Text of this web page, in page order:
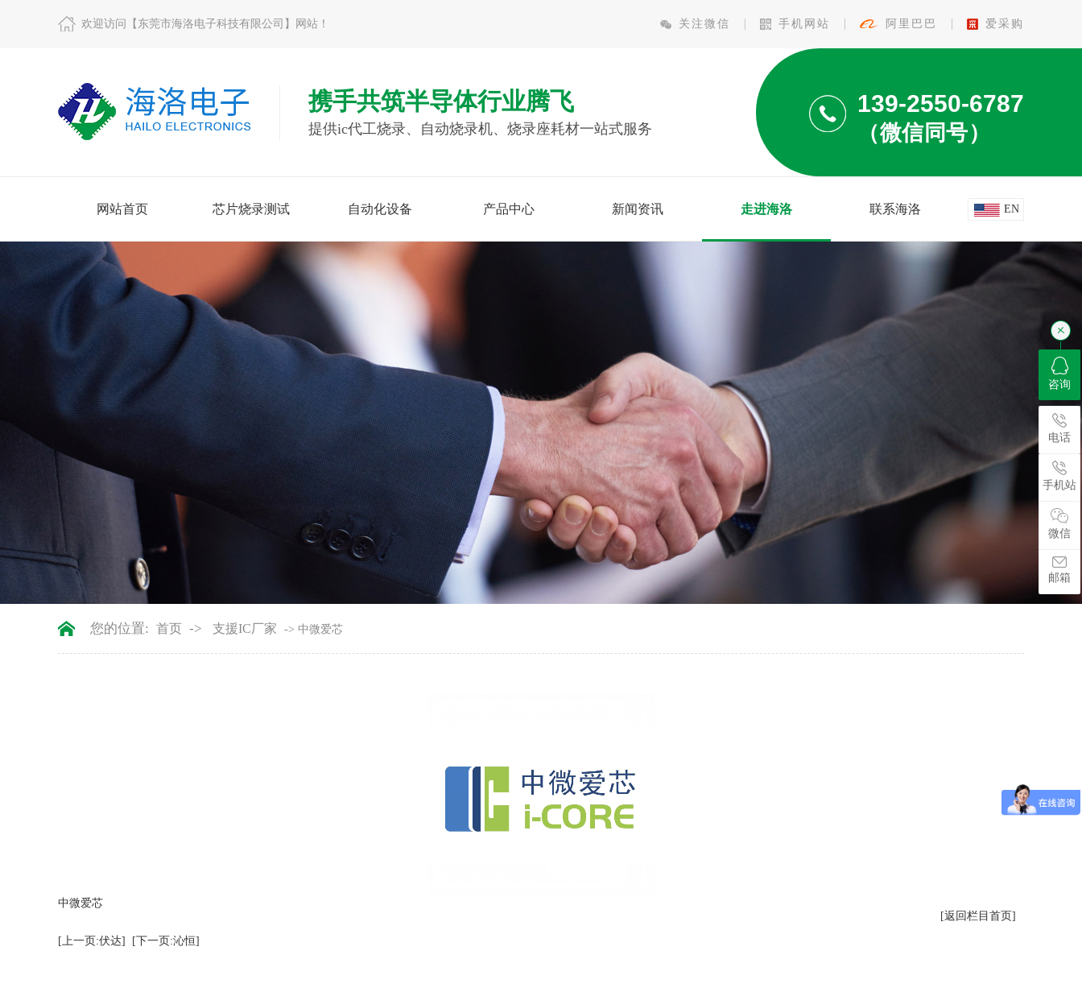
欢迎访问【东莞市海洛电子科技有限公司】网站！ 关注微信 手机网站 阿里巴巴 爱采购
携手共筑半导体行业腾飞
提供ic代工烧录、自动烧录机、烧录座耗材一站式服务
139-2550-6787
（微信同号）
网站首页 芯片烧录测试 自动化设备
查看更多
产品中心
查看更多
烧录座
屏蔽箱
拷贝机
TRAY托盘
纳米刷
芯片转包装
新闻资讯 走进海洛 联系海洛 EN
您的位置: 首页 -> 支援IC厂家 -> 中微爱芯
中微爱芯
[返回栏目首页]
[上一页:伏达] [下一页:沁恒]
咨询
电话
手机站
微信
邮箱